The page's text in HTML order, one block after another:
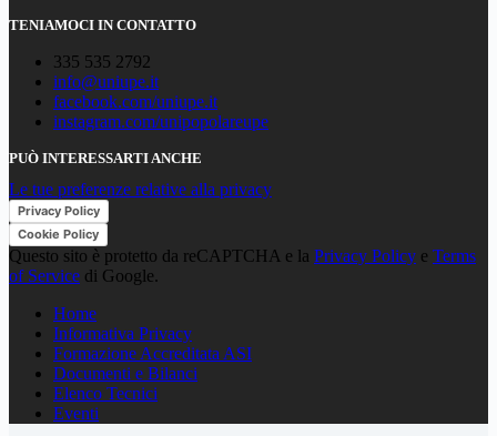
TENIAMOCI IN CONTATTO
335 535 2792
info@uniupe.it
facebook.com/uniupe.it
instagram.com/unipopolareupe
PUÒ INTERESSARTI ANCHE
Le tue preferenze relative alla privacy
Privacy Policy
Cookie Policy
Questo sito è protetto da reCAPTCHA e la Privacy Policy e Terms
of Service di Google.
Home
Informativa Privacy
Formazione Accreditata ASI
Documenti e Bilanci
Elenco Tecnici
Eventi